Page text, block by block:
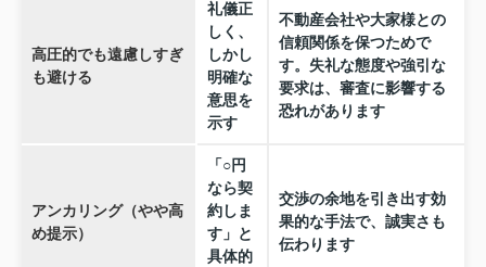
高圧的でも遠慮しすぎ
も避ける
礼儀正
しく、
しかし
明確な
意思を
示す
不動産会社や大家様との
信頼関係を保つためで
す。失礼な態度や強引な
要求は、審査に影響する
恐れがあります
アンカリング（やや高
め提示）
「○円
なら契
約しま
す」と
具体的
交渉の余地を引き出す効
果的な手法で、誠実さも
伝わります